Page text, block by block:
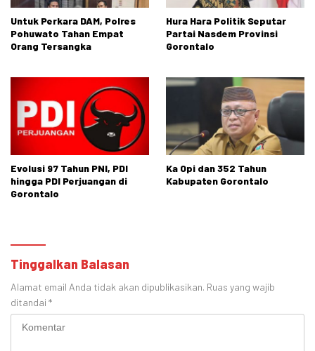
Untuk Perkara DAM, Polres
Pohuwato Tahan Empat
Orang Tersangka
Hura Hara Politik Seputar
Partai Nasdem Provinsi
Gorontalo
Evolusi 97 Tahun PNI, PDI
hingga PDI Perjuangan di
Gorontalo
Ka Opi dan 352 Tahun
Kabupaten Gorontalo
Tinggalkan Balasan
Alamat email Anda tidak akan dipublikasikan. Ruas yang wajib
ditandai *